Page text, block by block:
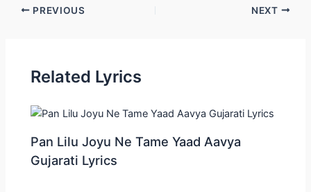
Post
PREVIOUS NEXT
Related Lyrics
Pan Lilu Joyu Ne Tame Yaad Aavya
Gujarati Lyrics